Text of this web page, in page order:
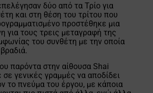
δύο από τα Τρίο για
και στη θέση του τρίτου που
προστέθηκε μια
για τους τρεις μεταγραφή της
του συνθέτη με την οποία
παρόντα στην αίθουσα Shai
γενικές γραμμές να αποδίδει
το πνεύμα του έργου, με κάποια